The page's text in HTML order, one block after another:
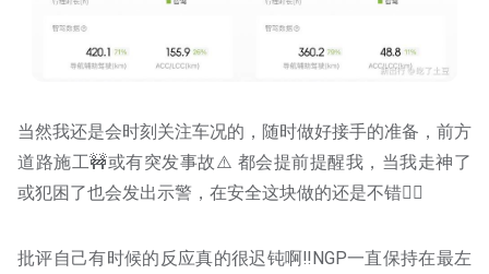
当然我还是会时刻关注车况的，随时做好接手的准备，前方
道路施工🚧或有突发事故⚠️ 都会提前提醒我，当我走神了
或犯困了也会发出示警，在安全这块做的还是不错👍🏻
批评自己有时候的反应真的很迟钝啊‼️NGP一直保持在最左